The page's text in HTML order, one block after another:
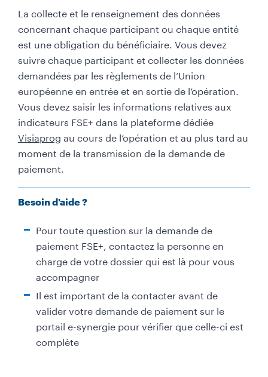
La collecte et le renseignement des données
concernant chaque participant ou chaque entité
est une obligation du bénéficiaire. Vous devez
suivre chaque participant et collecter les données
demandées par les règlements de l’Union
européenne en entrée et en sortie de l’opération.
Vous devez saisir les informations relatives aux
indicateurs FSE+ dans la plateforme dédiée
Visiaprog au cours de l’opération et au plus tard au
moment de la transmission de la demande de
paiement.
Besoin d'aide ?
Pour toute question sur la demande de
paiement FSE+, contactez la personne en
charge de votre dossier qui est là pour vous
accompagner
Il est important de la contacter avant de
valider votre demande de paiement sur le
portail e-synergie pour vérifier que celle-ci est
complète